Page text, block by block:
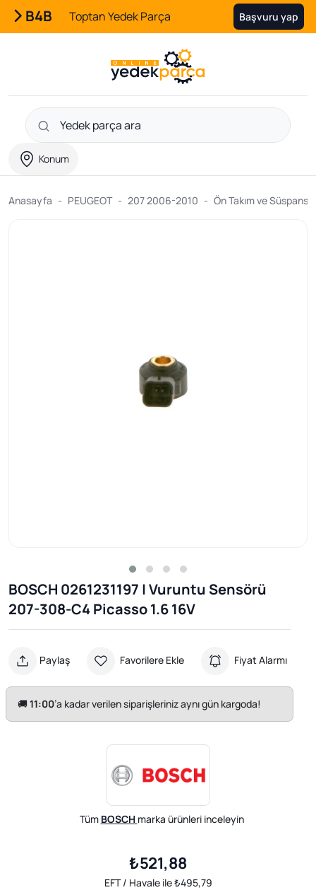
B4B Toptan Yedek Parça Başvuru yap
Konum
Anasayfa PEUGEOT 207 2006-2010 Ön Takım ve
BOSCH 0261231197 | Vuruntu Sensörü
207-308-C4 Picasso 1.6 16V
Paylaş Favorilere Ekle Fiyat Alarmı
🚚11:00’a kadar verilen siparişleriniz aynı gün kargoda!
Tüm BOSCH marka ürünleri inceleyin
₺521,88
EFT / Havale ile ₺495,79